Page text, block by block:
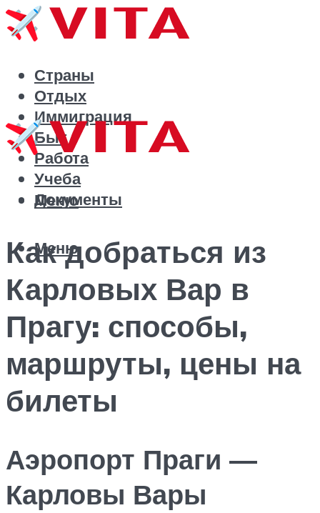
Страны
Отдых
Иммиграция
Быт
Работа
Учеба
Документы
Меню
Меню
Как добраться из
Карловых Вар в
Прагу: способы,
маршруты, цены на
билеты
Аэропорт Праги —
Карловы Вары